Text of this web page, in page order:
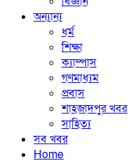
অন্যান্য
ধর্ম
শিক্ষা
ক্যাম্পাস
গণমাধ্যম
প্রবাস
শাহজাদপুর খবর
সাহিত্য
সব খবর
Home